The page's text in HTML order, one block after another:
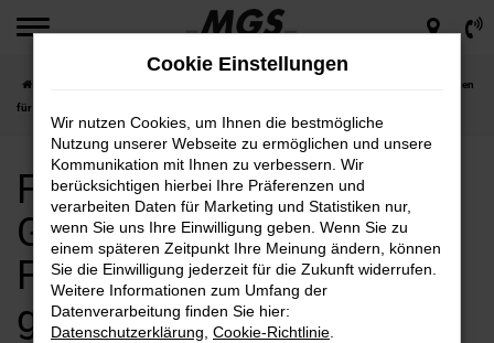
Zum
springen
Ford Fiesta Gebrauchtwagen
für Frankfurt am Main günstig kaufen
Ford Fiesta
Gebrauchtwagen für
Frankfurt am Main
günstig kaufen
Cookie Einstellungen
Wir nutzen Cookies, um Ihnen die bestmögliche
Nutzung unserer Webseite zu ermöglichen und unsere
Kommunikation mit Ihnen zu verbessern. Wir
berücksichtigen hierbei Ihre Präferenzen und
verarbeiten Daten für Marketing und Statistiken nur,
wenn Sie uns Ihre Einwilligung geben. Wenn Sie zu
einem späteren Zeitpunkt Ihre Meinung ändern, können
Sie die Einwilligung jederzeit für die Zukunft widerrufen.
Weitere Informationen zum Umfang der
Datenverarbeitung finden Sie hier:
Datenschutzerklärung Cookie-Richtlinie